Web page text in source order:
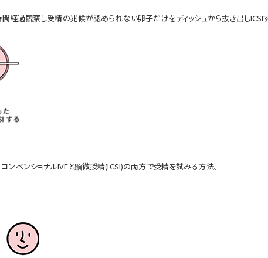
経過観察し受精の兆候が認められない卵子だけをディッシュから抜き出しICSI
ンベンショナルIVFと顕微授精(ICSI)の両方で受精を試みる方法。